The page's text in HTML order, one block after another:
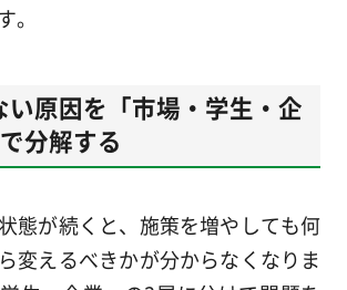
。
い原因を「市場・学生・企
分解する
態が続くと、施策を増やしても何
変えるべきかが分からなくなりま